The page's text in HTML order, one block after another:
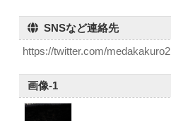
SNSなど連絡先
https://twitter.com/medakakuro2
画像-1